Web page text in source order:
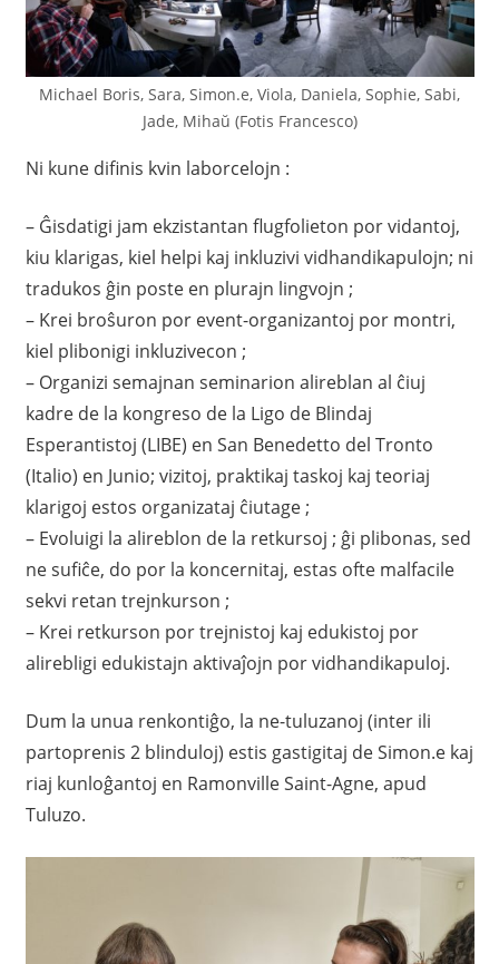
Michael Boris, Sara, Simon.e, Viola, Daniela, Sophie, Sabi,
Jade, Mihaŭ (Fotis Francesco)
Ni kune difinis kvin laborcelojn :
– Ĝisdatigi jam ekzistantan flugfolieton por vidantoj,
kiu klarigas, kiel helpi kaj inkluzivi vidhandikapulojn; ni
tradukos ĝin poste en plurajn lingvojn ;
– Krei broŝuron por event-organizantoj por montri,
kiel plibonigi inkluzivecon ;
– Organizi semajnan seminarion alireblan al ĉiuj
kadre de la kongreso de la Ligo de Blindaj
Esperantistoj (LIBE) en San Benedetto del Tronto
(Italio) en Junio; vizitoj, praktikaj taskoj kaj teoriaj
klarigoj estos organizataj ĉiutage ;
– Evoluigi la alireblon de la retkursoj ; ĝi plibonas, sed
ne sufiĉe, do por la koncernitaj, estas ofte malfacile
sekvi retan trejnkurson ;
– Krei retkurson por trejnistoj kaj edukistoj por
alirebligi edukistajn aktivaĵojn por vidhandikapuloj.
Dum la unua renkontiĝo, la ne-tuluzanoj (inter ili
partoprenis 2 blinduloj) estis gastigitaj de Simon.e kaj
riaj kunloĝantoj en Ramonville Saint-Agne, apud
Tuluzo.